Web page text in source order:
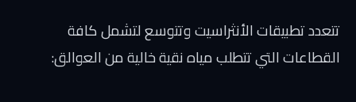
تتعدد تطبيقات الأنثراسيت وتتوسع لتشمل كافة
القطاعات التي تتطلب مياه نقية خالية من العوالق: